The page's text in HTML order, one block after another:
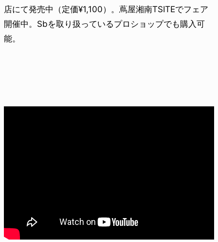
店にて発売中（定価¥1,100）。蔦屋湘南TSITEでフェア
開催中。Sbを取り扱っているプロショップでも購入可
能。